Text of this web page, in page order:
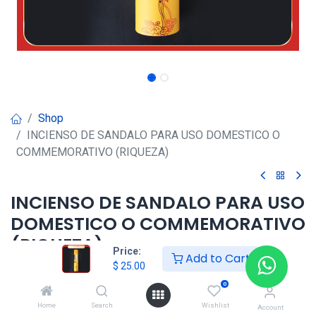
Price:
$ 25.00 Add to Cart
Home Search
0
Wishlist Account
Shop
INCIENSO DE SANDALO PARA USO DOMESTICO O
COMMEMORATIVO (RIQUEZA)
INCIENSO DE SANDALO PARA USO
DOMESTICO O COMMEMORATIVO
(RIQUEZA)
25.00